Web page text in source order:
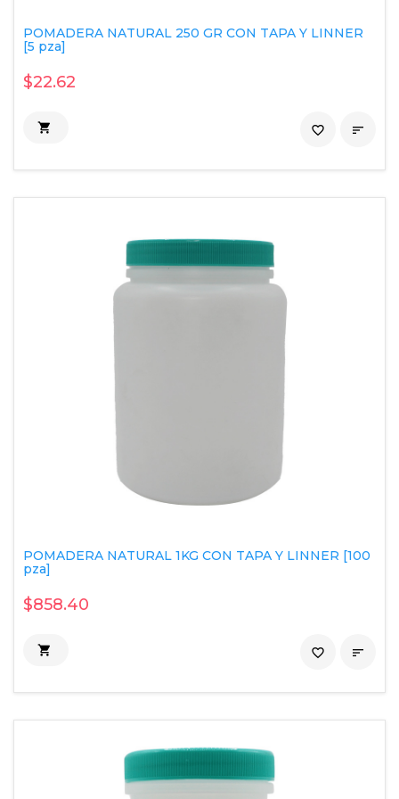
POMADERA NATURAL 250 GR CON TAPA Y LINNER
[5 pza]
$22.62
 
favorite_border
POMADERA NATURAL 1KG CON TAPA Y LINNER [100
pza]
$858.40
 
favorite_border